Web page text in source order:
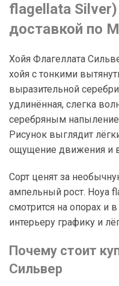
flagellata
доставкой по
Хойя Флагеллата
хойя с тонкими
выразительной
удлинённая, слегка
серебряным
Рисунок выглядит
ощущение движения и
Сорт ценят за
ампельный рост. Hoya
смотрится на опорах и
интерьеру графику и
Почему стоит
Сильвер